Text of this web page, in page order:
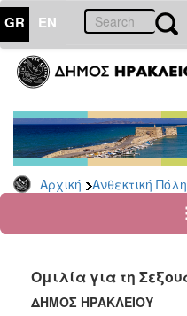
GR EN
Αρχική Ανθεκτική Πόλη
ΑΝΘΕΚΤΙΚΗ
ΠΟΛΗ
Κοινωνική
Πολιτική
Νέα
Ανακοινώσεις
για
Οικονομική
Αδυναμία
Ομιλία για τη
ΔΗΜΟΣ ΗΡΑΚΛΕΙΟΥ